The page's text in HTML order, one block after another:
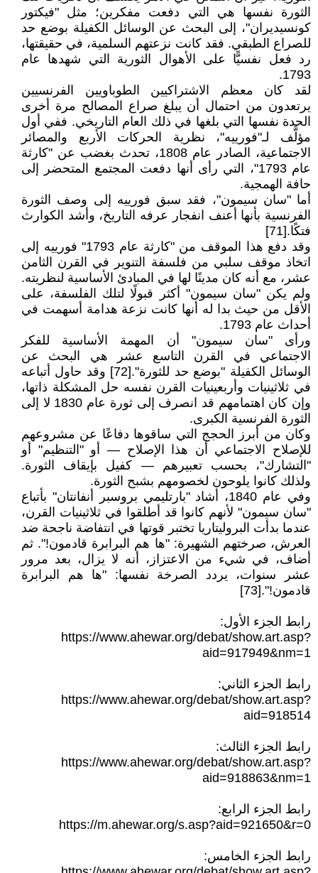
الثورة نفسها هي التي دفعت مفكرين؛ مثل "فيكتور
كونسيديران"، إلى البحث عن الوسائل الكفيلة بوضع حد
للصراع الطبقي. فقد كانت نزعتهم السلمية، في حقيقتها،
رد فعل نفسيًّا على الأهوال الثورية التي شهدها عام
1793.
لقد كان معظم الاشتراكيين الطوباويين الفرنسيين
يرتعدون من احتمال أن يبلغ صراع المصالح مرة أخرى
الحدة نفسها التي بلغها في ذلك العام التاريخي. ففي أول
مؤلَّف لـ"فورييه"، نظرية الحركات الأربع والمصائر
الاجتماعية، الصادر عام 1808، تحدث بغضب عن "كارثة
عام 1793"، التي رأى أنها دفعت المجتمع المتحضر إلى
حافة الهمجية.
أما "سان سيمون"، فقد سبق فورييه إلى وصف الثورة
الفرنسية بأنها أعنف انفجار عرفه التاريخ، وأشد الكوارث
فتكًا.[71]
وقد دفع هذا الموقف من "كارثة عام 1793" فورييه إلى
اتخاذ موقف سلبي من فلسفة التنوير في القرن الثامن
عشر، مع أنه كان مدينًا لها في المبادئ الأساسية لنظريته.
ولم يكن "سان سيمون" أكثر قبولًا لتلك الفلسفة، على
الأقل من حيث بدا له أنها كانت نزعة هدامة أسهمت في
أحداث عام 1793.
ورأى "سان سيمون" أن المهمة الأساسية للفكر
الاجتماعي في القرن التاسع عشر هي البحث عن
الوسائل الكفيلة "بوضع حد للثورة".[72] وقد حاول أتباعه
في ثلاثينيات وأربعينيات القرن نفسه حل المشكلة ذاتها،
وإن كان اهتمامهم قد انصرف إلى ثورة عام 1830 لا إلى
الثورة الفرنسية الكبرى.
وكان من أبرز الحجج التي ساقوها دفاعًا عن مشروعهم
للإصلاح الاجتماعي أن هذا الإصلاح — أو "التنظيم" أو
"التشارك"، بحسب تعبيرهم — كفيل بإيقاف الثورة.
ولذلك كانوا يلوحون لخصومهم بشبح الثورة.
وفي عام 1840، أشاد "بارتليمي بروسبر أنفانتان" بأتباع
"سان سيمون" لأنهم كانوا قد أطلقوا في ثلاثينيات القرن،
عندما بدأت البروليتاريا تختبر قوتها في انتفاضة ناجحة ضد
العرش، صرختهم الشهيرة: "ها هم البرابرة قادمون!". ثم
أضاف، في شيء من الاعتزاز، أنه لا يزال، بعد مرور
عشر سنوات، يردد الصرخة نفسها: "ها هم البرابرة
قادمون!".[73]
رابط الجزء الأول:
https://www.ahewar.org/debat/show.art.asp?
aid=917949&nm=1
رابط الجزء الثاني:
https://www.ahewar.org/debat/show.art.asp?
aid=918514
رابط الجزء الثالث:
https://www.ahewar.org/debat/show.art.asp?
aid=918863&nm=1
رابط الجزء الرابع:
https://m.ahewar.org/s.asp?aid=921650&r=0
رابط الجزء الخامس: